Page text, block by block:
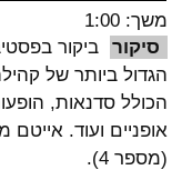
משך: 1:00
סיקור
הגדול ביותר של
הכולל סדנאות,
אופניים ועוד.
(מספר 4).